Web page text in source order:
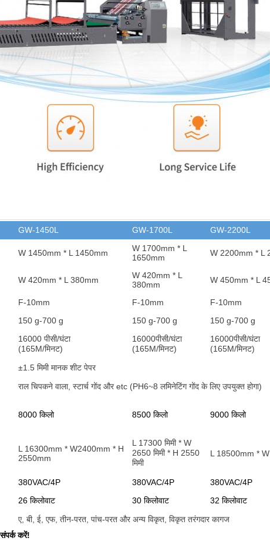
GW-1450L GW-1700L GW-2200L
W 1450mm * L 1450mm
W 1700mm * L
1650mm
W 2200mm * L
W 420mm * L 380mm
W 420mm * L
380mm
W 450mm * L
F-10mm F-10mm
F-10mm
150 g-700 g 150 g-700 g 150 g-700 g
16000 पीसी/घंटा
(165M/मिनट)
16000पीसी/घंटा
(165M/मिनट)
16000पीसी/घंटा
(165M/मिनट)
±1.5 मिमी मानक शीट पेपर
राल चिपकने वाला, स्टार्च गोंद और etc (PH6~8 लमिनेटिंग गोंद के लिए उपयुक्त होगा)
8000 किलो 8500 किलो 9000 किलो
L 16300mm * W2400mm * H
2550mm
L 17300 मिमी * W
2650 मिमी * H 2550
मिमी
L 18500mm *
380VAC/4P 380VAC/4P
380VAC/4P
26 किलोवाट 30 किलोवाट
32 किलोवाट
ए, बी, ई, एफ, तीन-परत, पांच-परत और अन्य विकृत, विकृत तरंगदार कागज
करें!